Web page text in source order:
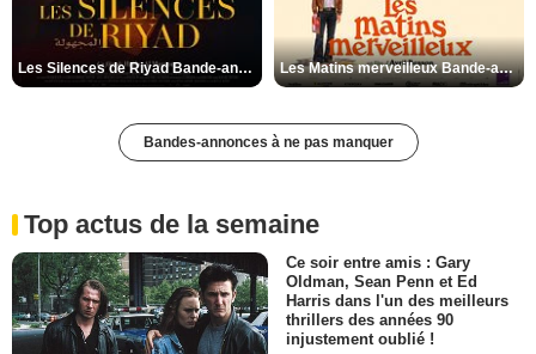
Les Silences de Riyad Bande-annonce VO STFR Les Matins merveilleux Bande-annonce VF
Bandes-annonces à ne pas manquer
Top actus de la semaine
Ce soir entre amis : Gary
Oldman, Sean Penn et Ed
Harris dans l'un des meilleurs
thrillers des années 90
injustement oublié !